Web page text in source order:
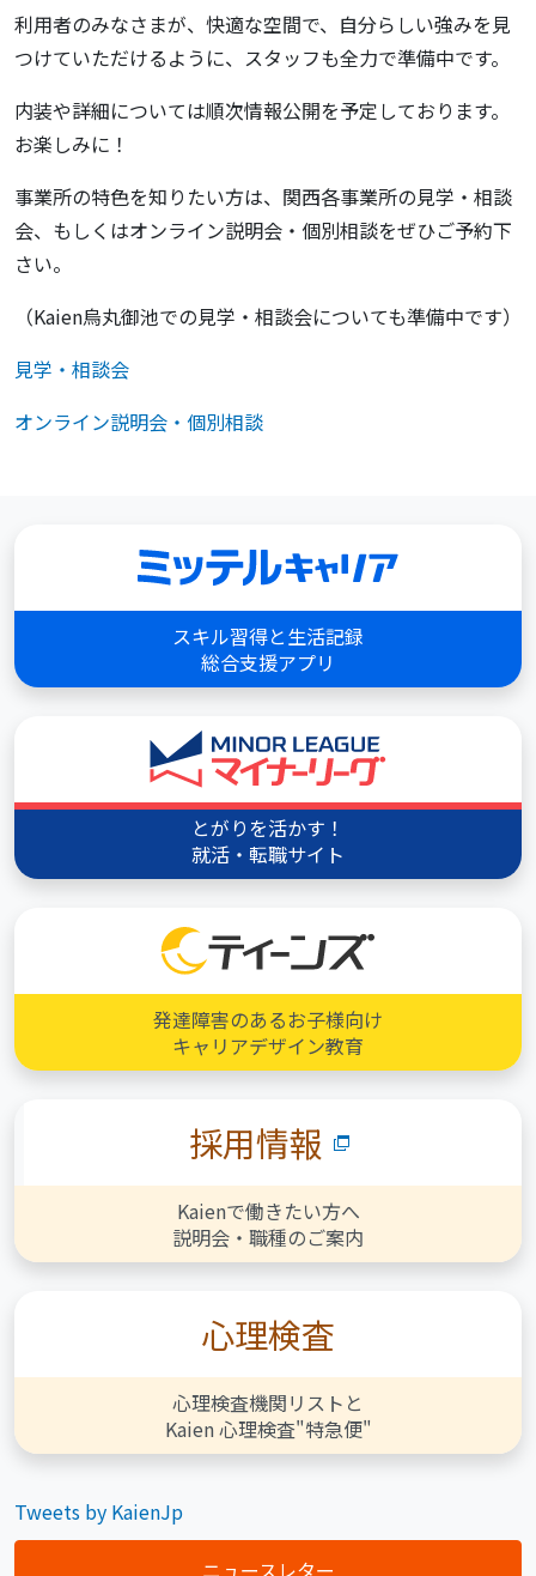
利用者のみなさまが、快適な空間で、自分らしい強みを見
つけていただけるように、スタッフも全力で準備中です。
内装や詳細については順次情報公開を予定しております。
お楽しみに！
事業所の特色を知りたい方は、関西各事業所の見学・相談
会、もしくはオンライン説明会・個別相談をぜひご予約下
さい。
（Kaien烏丸御池での見学・相談会についても準備中です）
見学・相談会
オンライン説明会・個別相談
スキル習得と生活記録
総合支援アプリ
とがりを活かす！
就活・転職サイト
発達障害のあるお子様向け
キャリアデザイン教育
採用情報
Kaienで働きたい方へ
説明会・職種のご案内
心理検査
心理検査機関リストと
Kaien 心理検査"特急便"
Tweets by KaienJp
ニュースレター